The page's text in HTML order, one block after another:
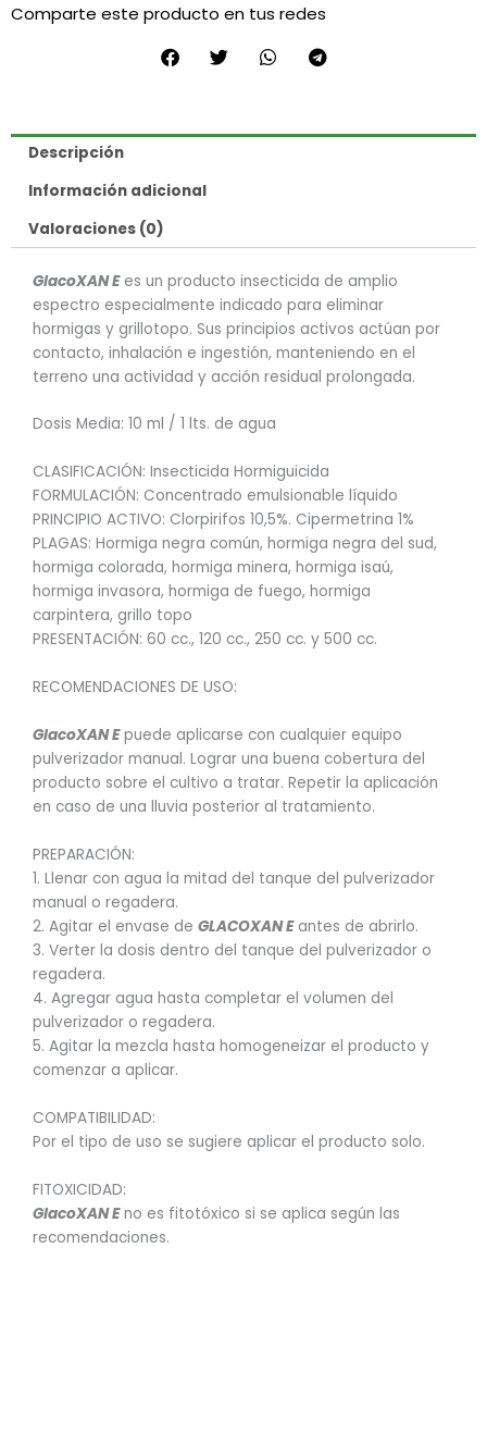
Comparte este producto en tus redes
Descripción
Información adicional
Valoraciones (0)
GlacoXAN Ees un producto insecticida de amplio
espectro especialmente indicado para eliminar
hormigas y grillotopo. Sus principios activos actúan por
contacto, inhalación e ingestión, manteniendo en el
terreno una actividad y acción residual prolongada.
Dosis Media: 10 ml / 1 lts. de agua
CLASIFICACIÓN: Insecticida Hormiguicida
FORMULACIÓN: Concentrado emulsionable líquido
PRINCIPIO ACTIVO: Clorpirifos 10,5%. Cipermetrina 1%
PLAGAS: Hormiga negra común, hormiga negra del sud,
hormiga colorada, hormiga minera, hormiga isaú,
hormiga invasora, hormiga de fuego, hormiga
carpintera, grillo topo
PRESENTACIÓN: 60 cc., 120 cc., 250 cc. y 500 cc.
RECOMENDACIONES DE USO:
GlacoXAN Epuede aplicarse con cualquier equipo
pulverizador manual. Lograr una buena cobertura del
producto sobre el cultivo a tratar. Repetir la aplicación
en caso de una lluvia posterior al tratamiento.
PREPARACIÓN:
1. Llenar con agua la mitad del tanque del pulverizador
manual o regadera.
2. Agitar el envase de GLACOXAN Eantes de abrirlo.
3. Verter la dosis dentro del tanque del pulverizador o
regadera.
4. Agregar agua hasta completar el volumen del
pulverizador o regadera.
5. Agitar la mezcla hasta homogeneizar el producto y
comenzar a aplicar.
COMPATIBILIDAD:
Por el tipo de uso se sugiere aplicar el producto solo.
FITOXICIDAD:
GlacoXAN Eno es fitotóxico si se aplica según las
recomendaciones.